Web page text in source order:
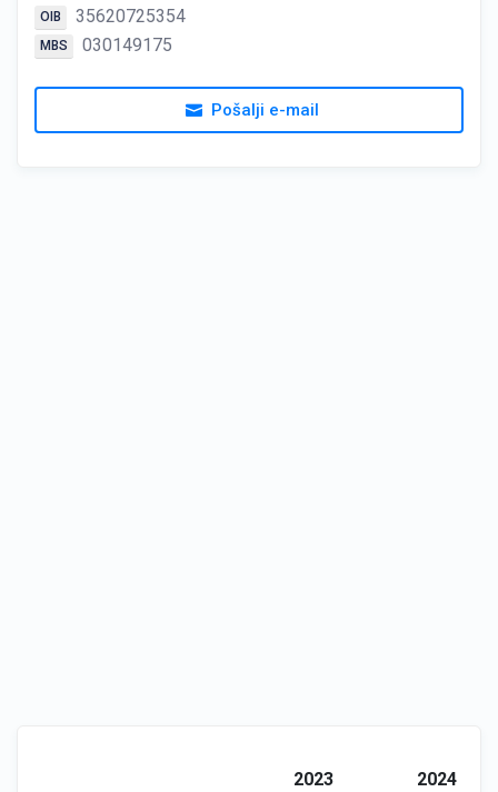
OIB 35620725354
MBS 030149175
Pošalji e-mail
2023
2024